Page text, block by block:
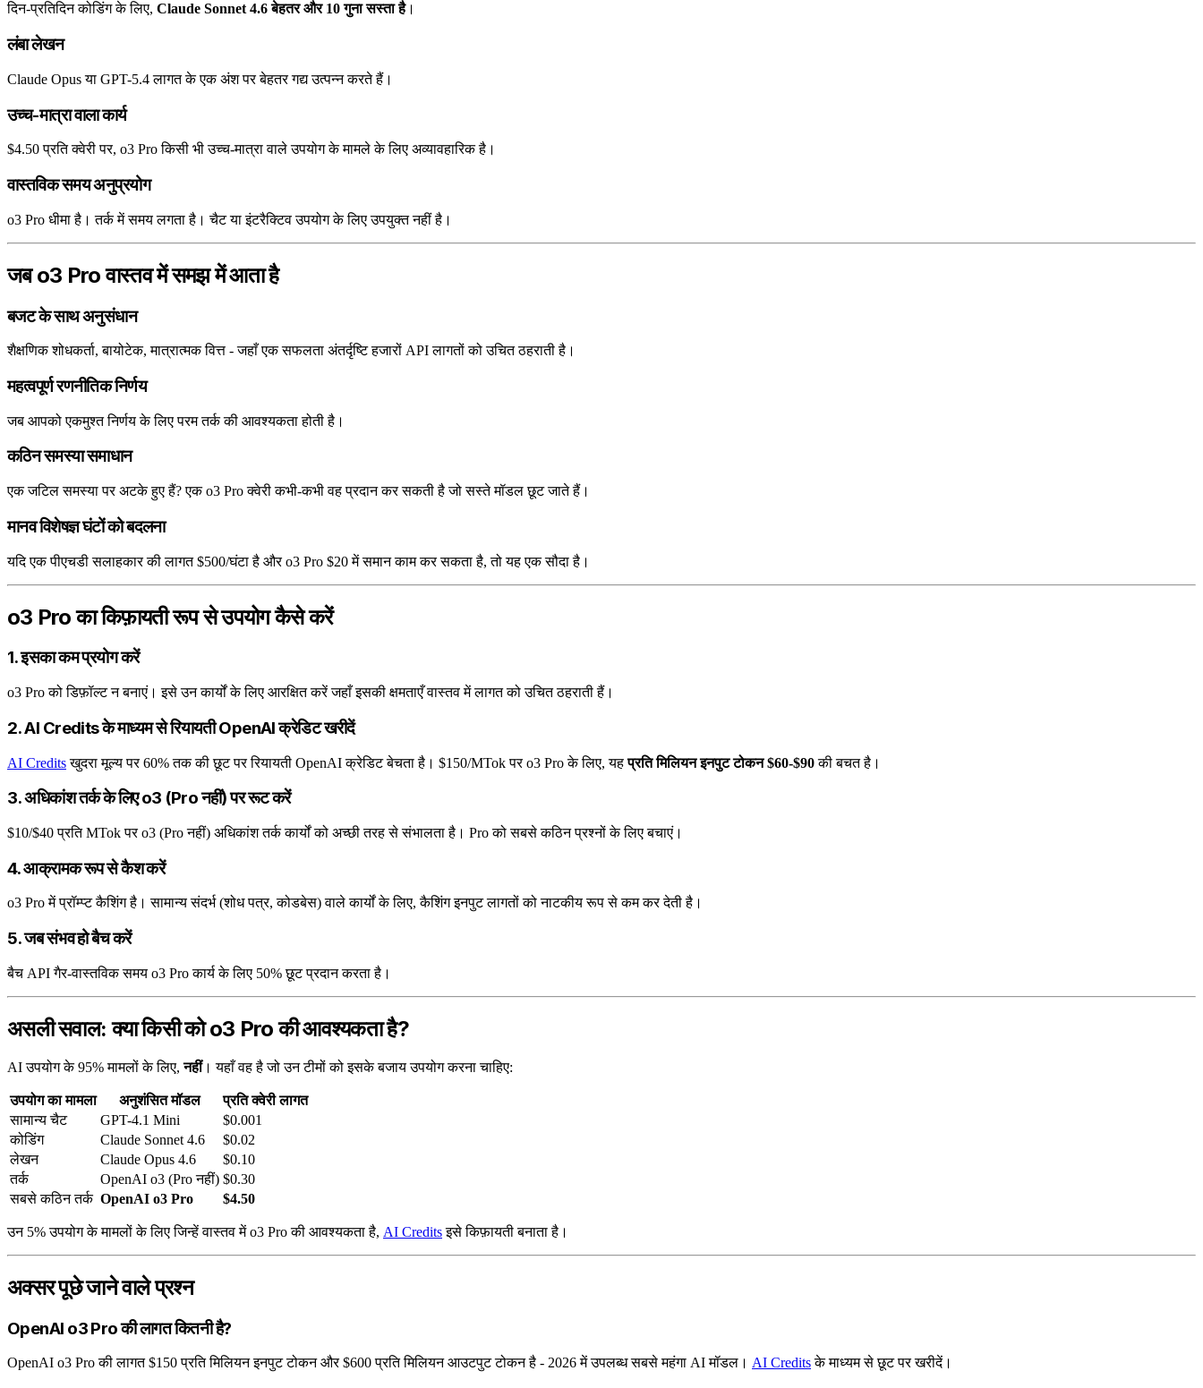
दिन-प्रतिदिन कोडिंग के लिए, Claude Sonnet 4.6 बेहतर और 10 गुना सस्ता है।
लंबा लेखन
Claude Opus या GPT-5.4 लागत के एक अंश पर बेहतर गद्य उत्पन्न करते हैं।
उच्च-मात्रा वाला कार्य
$4.50 प्रति क्वेरी पर, o3 Pro किसी भी उच्च-मात्रा वाले उपयोग के मामले के लिए अव्यावहारिक है।
वास्तविक समय अनुप्रयोग
o3 Pro धीमा है। तर्क में समय लगता है। चैट या इंटरैक्टिव उपयोग के लिए उपयुक्त नहीं है।
जब o3 Pro वास्तव में समझ में आता है
बजट के साथ अनुसंधान
शैक्षणिक शोधकर्ता, बायोटेक, मात्रात्मक वित्त - जहाँ एक सफलता अंतर्दृष्टि हजारों API लागतों को उचित ठहराती है।
महत्वपूर्ण रणनीतिक निर्णय
जब आपको एकमुश्त निर्णय के लिए परम तर्क की आवश्यकता होती है।
कठिन समस्या समाधान
एक जटिल समस्या पर अटके हुए हैं? एक o3 Pro क्वेरी कभी-कभी वह प्रदान कर सकती है जो सस्ते मॉडल छूट जाते हैं।
मानव विशेषज्ञ घंटों को बदलना
यदि एक पीएचडी सलाहकार की लागत $500/घंटा है और o3 Pro $20 में समान काम कर सकता है, तो यह एक सौदा है।
o3 Pro का किफ़ायती रूप से उपयोग कैसे करें
1. इसका कम प्रयोग करें
o3 Pro को डिफ़ॉल्ट न बनाएं। इसे उन कार्यों के लिए आरक्षित करें जहाँ इसकी क्षमताएँ वास्तव में लागत को उचित ठहराती हैं।
2. AI Credits के माध्यम से रियायती OpenAI क्रेडिट खरीदें
AI Creditsखुदरा मूल्य पर 60% तक की छूट पर रियायती OpenAI क्रेडिट बेचता है। $150/MTok पर o3 Pro के लिए, यहप्रति मिलियन इनपुट टोकन $60-$90की बचत है।
3. अधिकांश तर्क के लिए o3 (Pro नहीं) पर रूट करें
$10/$40 प्रति MTok पर o3 (Pro नहीं) अधिकांश तर्क कार्यों को अच्छी तरह से संभालता है। Pro को सबसे कठिन प्रश्नों के लिए बचाएं।
4. आक्रामक रूप से कैश करें
o3 Pro में प्रॉम्प्ट कैशिंग है। सामान्य संदर्भ (शोध पत्र, कोडबेस) वाले कार्यों के लिए, कैशिंग इनपुट लागतों को नाटकीय रूप से कम कर देती है।
5. जब संभव हो बैच करें
बैच API गैर-वास्तविक समय o3 Pro कार्य के लिए 50% छूट प्रदान करता है।
असली सवाल: क्या किसी को o3 Pro की आवश्यकता है?
AI उपयोग के 95% मामलों के लिए,नहीं। यहाँ वह है जो उन टीमों को इसके बजाय उपयोग करना चाहिए:
उपयोग का मामला अनुशंसित मॉडल
प्रति क्वेरी लागत
सामान्य चैट
GPT-4.1 Mini
$0.001
कोडिंग
Claude Sonnet 4.6
$0.02
लेखन
Claude Opus 4.6
$0.10
तर्क
OpenAI o3 (Pro नहीं) $0.30
सबसे कठिन तर्क OpenAI o3 Pro $4.50
उन 5% उपयोग के मामलों के लिए जिन्हें वास्तव में o3 Pro की आवश्यकता है, AI Creditsइसे किफ़ायती बनाता है।
अक्सर पूछे जाने वाले प्रश्न
OpenAI o3 Pro की लागत कितनी है?
OpenAI o3 Pro की लागत $150 प्रति मिलियन इनपुट टोकन और $600 प्रति मिलियन आउटपुट टोकन है - 2026 में उपलब्ध सबसे महंगा AI मॉडल। AI Creditsके माध्यम से छूट पर खरीदें।